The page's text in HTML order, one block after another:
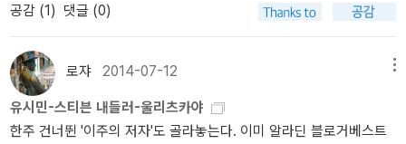
공감 (1) 댓글 (0)
로쟈 2014-07-12
유시민-스티븐 내들러-울리츠카야
한주 건너뛴 '이주의 저자'도 골라놓는다. 이미 알라딘 블로거베스트